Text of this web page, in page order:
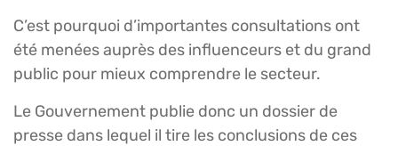
C’est pourquoi d’importantes consultations ont
été menées auprès des influenceurs et du grand
public pour mieux comprendre le secteur.
Le Gouvernement publie donc un dossier de
presse dans lequel il tire les conclusions de ces